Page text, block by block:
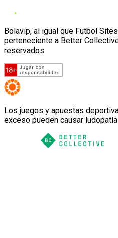
Bolavip, al igual que Futbol
perteneciente a Better
reservados
Los juegos y apuestas
exceso pueden causar ludopatía